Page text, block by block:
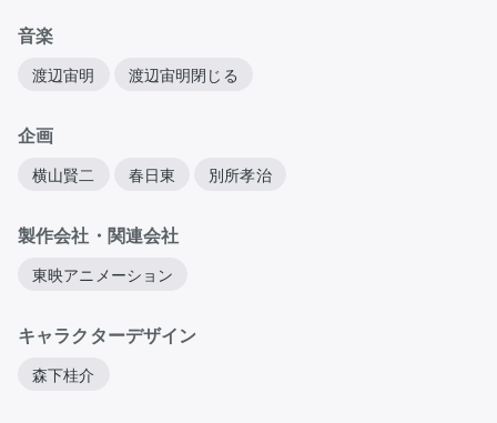
音楽
渡辺宙明 渡辺宙明閉じる
企画
横山賢二 春日東 別所孝治
製作会社・関連会社
東映アニメーション
キャラクターデザイン
森下桂介